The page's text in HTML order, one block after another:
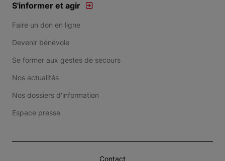
S'informer et agir
Faire un don en ligne
Devenir bénévole
Se former aux gestes de secours
Nos actualités
Nos dossiers d'information
Espace presse
Contact